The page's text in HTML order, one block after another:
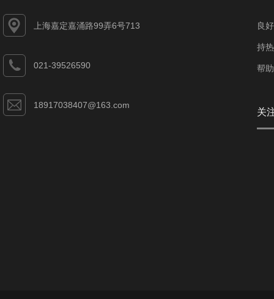
上海嘉定嘉涌路99弄6号713
021-39526590
18917038407@163.com
良
持
帮
关